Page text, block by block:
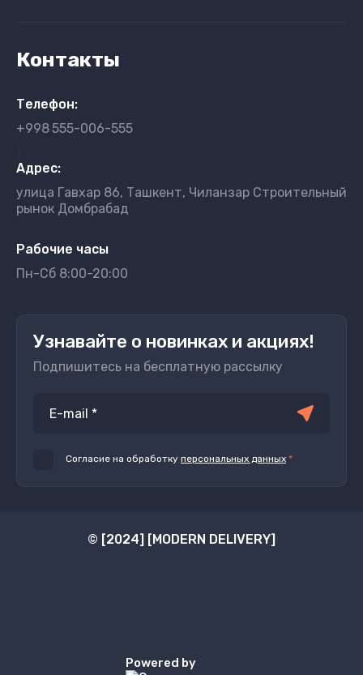
Контакты
Телефон:
+998555-006-555
Адрес:
улица Гавхар 86, Ташкент, Чиланзар Строительный
рынок Домбрабад
Рабочие часы
Пн-Сб 8:00-20:00
Узнавайте о новинках и акциях!
Подпишитесь на бесплатную рассылку
Согласие на обработку персональных данных *
© [2024] [MODERN DELIVERY]
Powered by